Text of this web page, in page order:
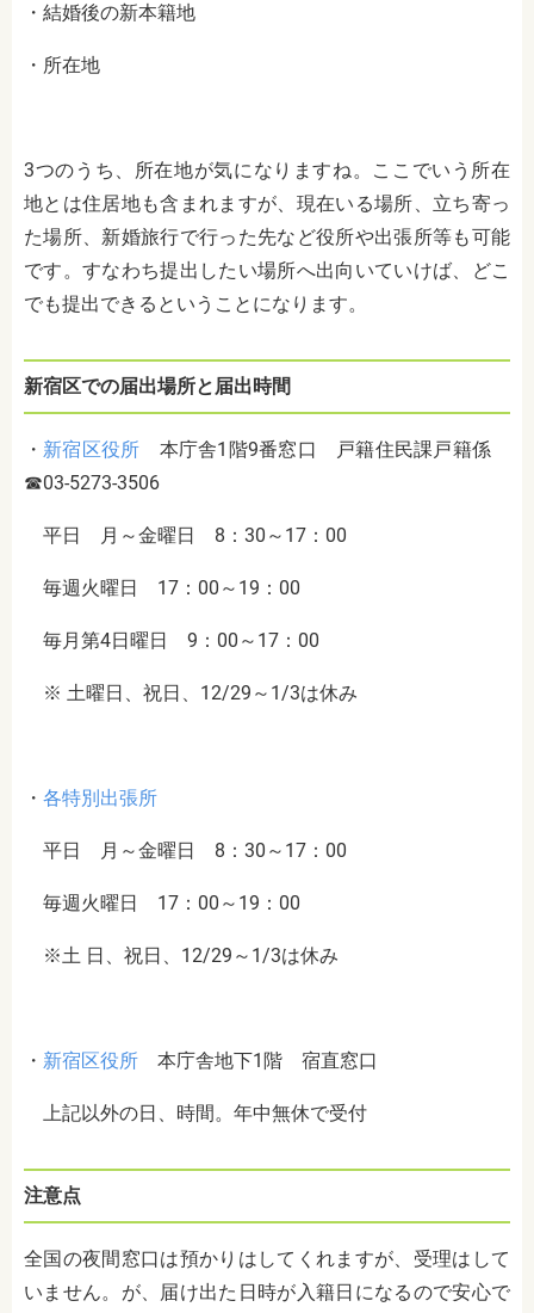
・結婚後の新本籍地
・所在地
3つのうち、所在地が気になりますね。ここでいう所在
地とは住居地も含まれますが、現在いる場所、立ち寄っ
た場所、新婚旅行で行った先など役所や出張所等も可能
です。すなわち提出したい場所へ出向いていけば、どこ
でも提出できるということになります。
新宿区での届出場所と届出時間
・ 新宿区役所 本庁舎1階9番窓口 戸籍住民課戸籍係
☎03-5273-3506
平日 月～金曜日 8：30～17：00
毎週火曜日 17：00～19：00
毎月第4日曜日 9：00～17：00
※ 土曜日、祝日、12/29～1/3は休み
・ 各特別出張所
平日 月～金曜日 8：30～17：00
毎週火曜日 17：00～19：00
※土 日、祝日、12/29～1/3は休み
・ 新宿区役所 本庁舎地下1階 宿直窓口
上記以外の日、時間。年中無休で受付
注意点
全国の夜間窓口は預かりはしてくれますが、受理はして
いません。が、届け出た日時が入籍日になるので安心で